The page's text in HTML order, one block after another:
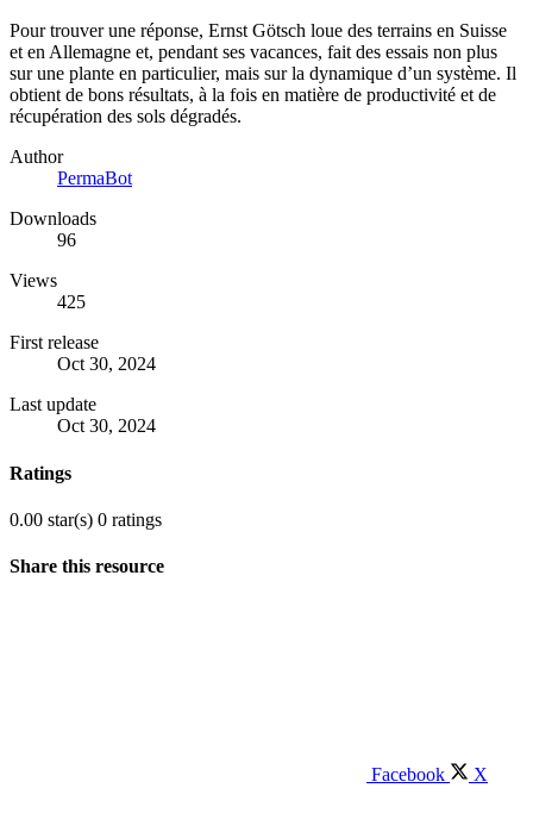
Pour trouver une réponse, Ernst Götsch loue des terrains en Suisse
et en Allemagne et, pendant ses vacances, fait des essais non plus
sur une plante en particulier, mais sur la dynamique d’un système. Il
obtient de bons résultats, à la fois en matière de productivité et de
récupération des sols dégradés.
Author
PermaBot
Downloads
96
Views
425
First release
Oct 30, 2024
Last update
Oct 30, 2024
Ratings
0.00 star(s) 0 ratings
Share this resource
Facebook X